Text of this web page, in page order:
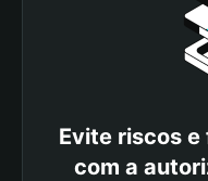
Evite riscos
com a